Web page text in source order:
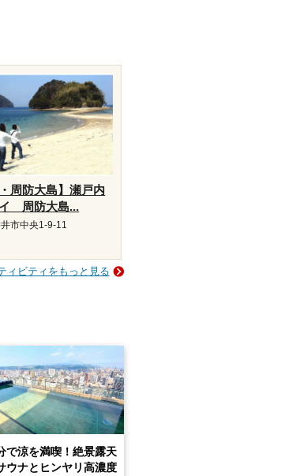
・周防大島】瀬戸内
周防大島...
市中央1-9-11
ィビティをもっと見る
で涼を満喫！絶景露天
ウナとヒンヤリ高濃度